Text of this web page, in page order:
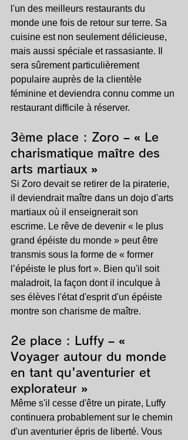
l'un des meilleurs restaurants du
monde une fois de retour sur terre. Sa
cuisine est non seulement délicieuse,
mais aussi spéciale et rassasiante. Il
sera sûrement particulièrement
populaire auprès de la clientèle
féminine et deviendra connu comme un
restaurant difficile à réserver.
3ème place : Zoro – « Le
charismatique maître des
arts martiaux »
Si Zoro devait se retirer de la piraterie,
il deviendrait maître dans un dojo d'arts
martiaux où il enseignerait son
escrime. Le rêve de devenir « le plus
grand épéiste du monde » peut être
transmis sous la forme de « former
l’épéiste le plus fort ». Bien qu'il soit
maladroit, la façon dont il inculque à
ses élèves l'état d'esprit d'un épéiste
montre son charisme de maître.
2e place :
Luffy – «
Voyager autour du monde
en tant qu'aventurier et
explorateur »
Même s'il cesse d'être un pirate, Luffy
continuera probablement sur le chemin
d'un aventurier épris de liberté. Vous